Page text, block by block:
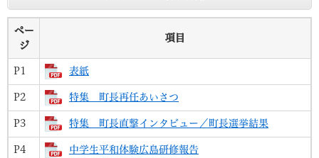
ペー
ジ
項目
P1 表紙
P2 特集 町長再任あいさつ
P3 特集 町長直撃インタビュー／町長選挙結果
P4 中学生平和体験広島研修報告